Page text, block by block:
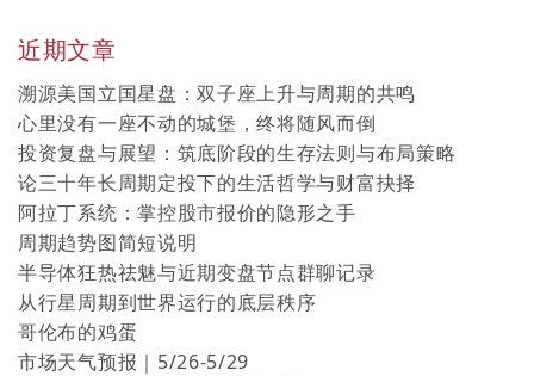
近期文章
溯源美国立国星盘：双子座上升与周期的共鸣
心里没有一座不动的城堡，终将随风而倒
投资复盘与展望：筑底阶段的生存法则与布局策略
论三十年长周期定投下的生活哲学与财富抉择
阿拉丁系统：掌控股市报价的隐形之手
周期趋势图简短说明
半导体狂热祛魅与近期变盘节点群聊记录
从行星周期到世界运行的底层秩序
哥伦布的鸡蛋
市场天气预报｜5/26-5/29